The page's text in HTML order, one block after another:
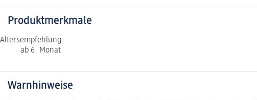
Produktmerkmale
Altersempfehlung:
ab 6. Monat
Warnhinweise